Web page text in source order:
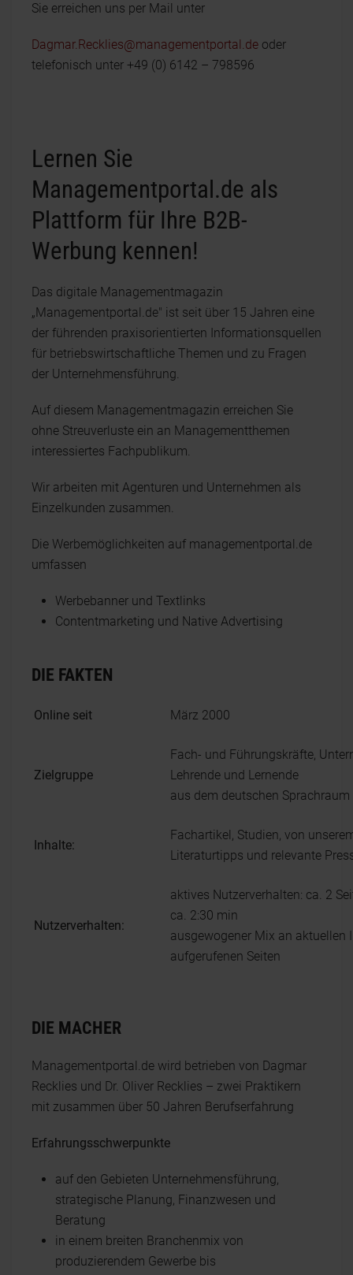
Sie erreichen uns per Mail unter
Dagmar.Recklies@managementportal.de oder
telefonisch unter +49 (0) 6142 – 798596
Lernen Sie
Managementportal.de als
Plattform für Ihre B2B-
Werbung kennen!
Das digitale Managementmagazin
„Managementportal.de" ist seit über 15 Jahren eine
der führenden praxisorientierten Informationsquellen
für betriebswirtschaftliche Themen und zu Fragen
der Unternehmensführung.
Auf diesem Managementmagazin erreichen Sie
ohne Streuverluste ein an Managementthemen
interessiertes Fachpublikum.
Wir arbeiten mit Agenturen und Unternehmen als
Einzelkunden zusammen.
Die Werbemöglichkeiten auf managementportal.de
umfassen
Werbebanner und Textlinks
Contentmarketing und Native Advertising
DIE FAKTEN
Online seit März 2000
Zielgruppe
Fach- und Führungskräfte,
Lehrende und Lernende
aus dem deutschen Sprachraum
Inhalte:
Fachartikel, Studien, von
Literaturtipps und relevante
Nutzerverhalten:
aktives Nutzerverhalten: ca. 2
ca. 2:30 min
ausgewogener Mix an aktuellen
aufgerufenen Seiten
DIE MACHER
Managementportal.de wird betrieben von Dagmar
Recklies und Dr. Oliver Recklies – zwei Praktikern
mit zusammen über 50 Jahren Berufserfahrung
Erfahrungsschwerpunkte
auf den Gebieten Unternehmensführung,
strategische Planung, Finanzwesen und
Beratung
in einem breiten Branchenmix von
produzierendem Gewerbe bis